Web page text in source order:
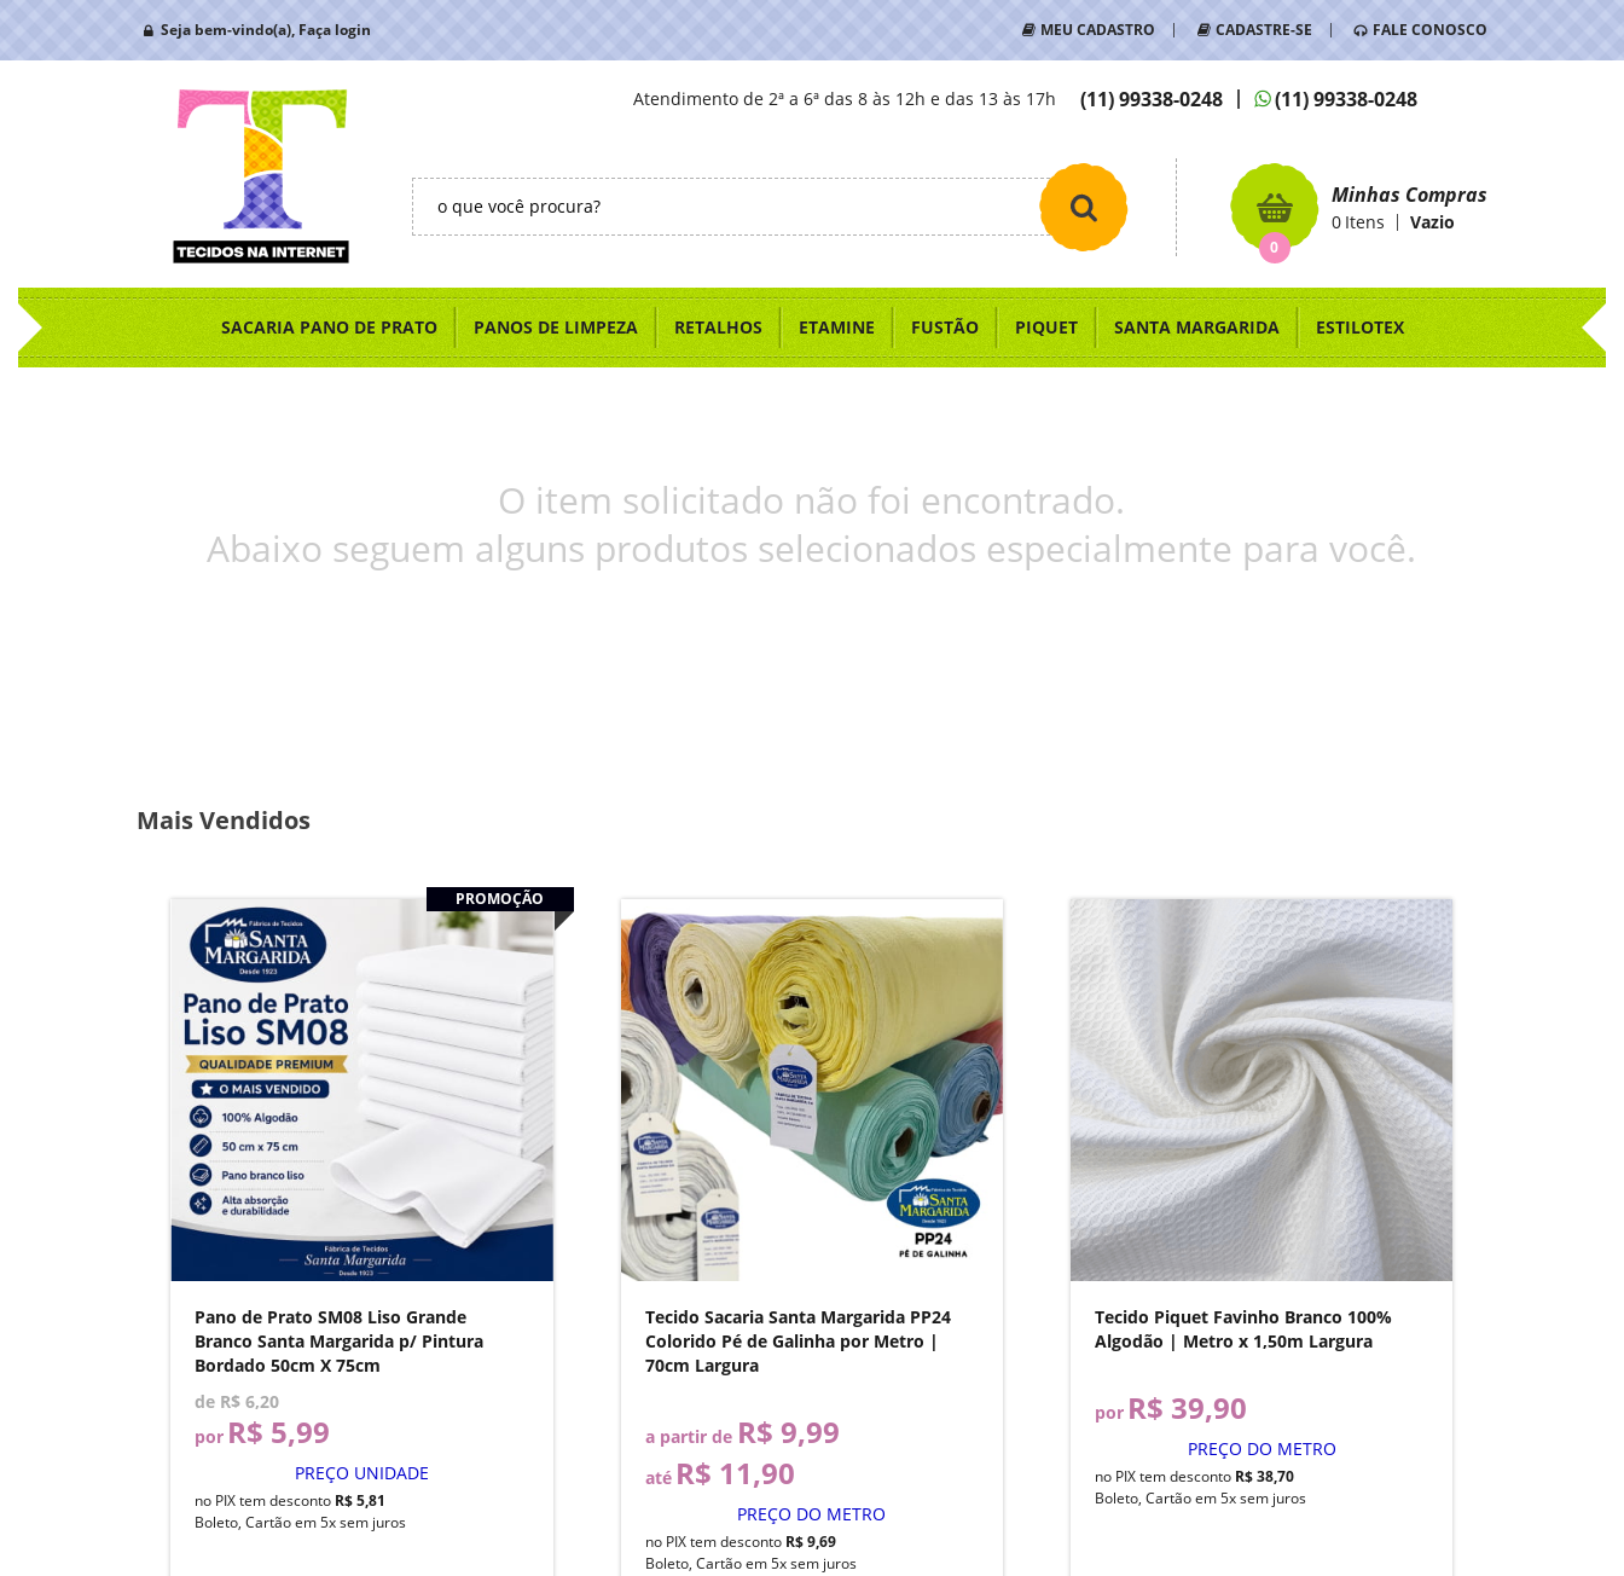
Seja bem-vindo(a), Faça login MEU CADASTRO CADASTRE-SE FALE CONOSCO
(11)99338-0248 (11)99338-0248
Atendimento de 2ª a 6ª das 8 às 12h e das 13 às 17h
0
Minhas Compras
Itens
0 Vazio
SACARIA PANO DE PRATO PANOS DE LIMPEZA RETALHOS ETAMINE FUSTÃO PIQUET SANTA MARGARIDA ESTILOTEX
O item solicitado não foi encontrado.
Abaixo seguem alguns produtos selecionados especialmente para você.
Mais Vendidos
PROMOÇÃO
Pano de Prato SM08 Liso Grande
Branco Santa Margarida p/ Pintura
Bordado 50cm X 75cm
de R$ 6,20
por R$ 5,99
PREÇO UNIDADE
no PIX tem desconto R$ 5,81
Boleto, Cartão em 5x sem juros
Tecido Sacaria Santa Margarida PP24
Colorido Pé de Galinha por Metro |
70cm Largura
a partir de R$ 9,99
até R$ 11,90
PREÇO DO METRO
no PIX tem desconto R$ 9,69
Boleto, Cartão em 5x sem juros
Tecido Piquet Favinho Branco 100%
Algodão | Metro x 1,50m Largura
por R$ 39,90
PREÇO DO METRO
no PIX tem desconto R$ 38,70
Boleto, Cartão em 5x sem juros